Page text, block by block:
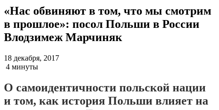
«Нас обвиняют в том, что мы смотрим
в прошлое»: посол Польши в России
Влодзимеж Марчиняк
18 декабря, 2017
4 минуты
О самоидентичности польской нации
и том, как история Польши влияет на